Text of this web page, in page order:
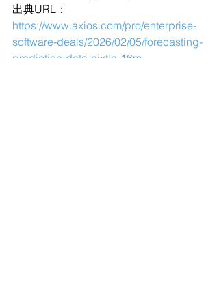
出典URL：
https://www.axios.com/pro/enterprise-
software-deals/2026/02/05/forecasting-
prediction-data-nixtla-16m